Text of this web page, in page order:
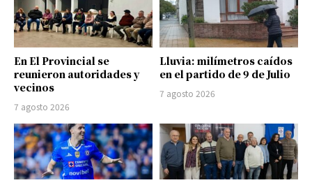
En El Provincial se
reunieron autoridades y
vecinos
7 agosto 2026
Lluvia: milímetros caídos
en el partido de 9 de Julio
7 agosto 2026